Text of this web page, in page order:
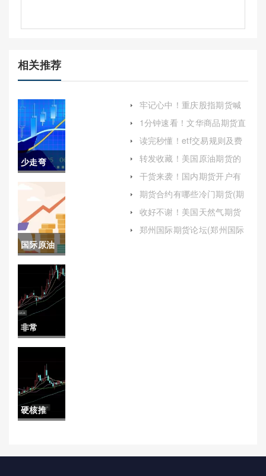
相关推荐
少走弯
路！恒生
股指期货
手续费(恒
生股指期
货一手多
少钱)
国际原油
的最新价
格表(国际
最新原油
价格表)
非常
nice！期
货k线图分
析(期货k
线图入门
硬核推
高手实盘
牢记心中！重庆股指期货喊
单(解析与警示)
1分钟速看！文华商品期货直
播喊单(实时交易播报与专业
指导)
读完秒懂！etf交易规则及费
用（充分了解其交易规则和
费用情况）
转发收藏！美国原油期货的
手续费(美国原油期货手续费
多少钱)
干货来袭！国内期货开户有
什么风险（及时调整策略以
应对市场变化）
期货合约有哪些冷门期货(期
货合约有哪些冷门期货品种)
收好不谢！美国天然气期货
开户（了解最新的市场趋势
和政策变化）
郑州国际期货论坛(郑州国际